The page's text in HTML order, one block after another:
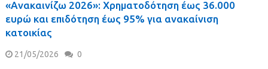
«Ανακαινίζω 2026»: Χρηματοδότηση έως 36.000
ευρώ και επιδότηση έως 95% για ανακαίνιση
κατοικίας
21/05/2026 0